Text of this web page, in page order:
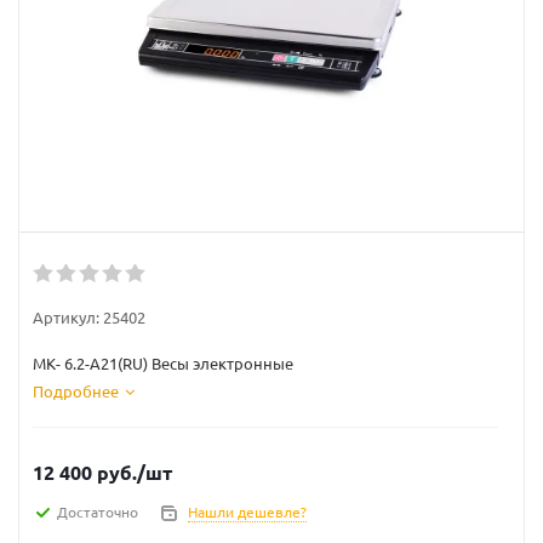
Артикул: 25402
МК- 6.2-А21(RU) Весы электронные
Подробнее
12 400 руб./шт
Достаточно Нашли дешевле?